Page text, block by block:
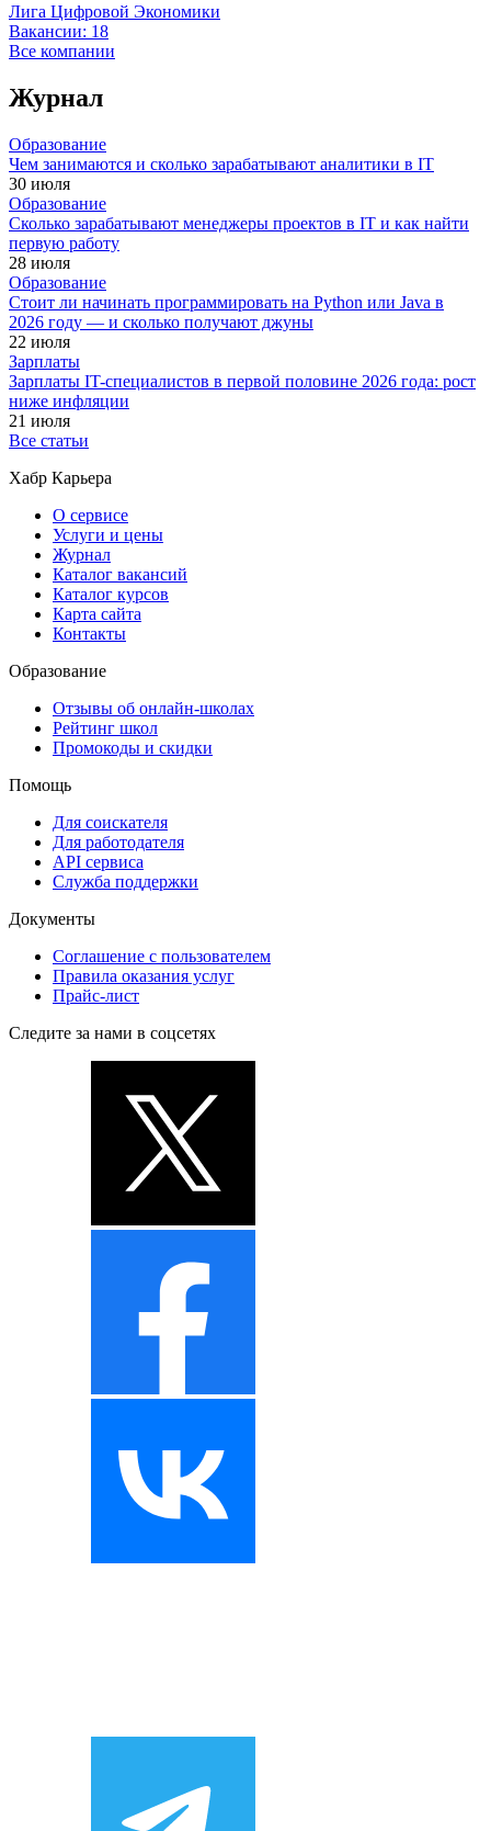
Лига Цифровой Экономики
Вакансии: 18
Все компании
Журнал
Образование
Чем занимаются и сколько зарабатывают аналитики в IT
30 июля
Образование
Сколько зарабатывают менеджеры проектов в IT и как найти
первую работу
28 июля
Образование
Стоит ли начинать программировать на Python или Java в
2026 году — и сколько получают джуны
22 июля
Зарплаты
Зарплаты IT-специалистов в первой половине 2026 года: рост
ниже инфляции
21 июля
Все статьи
Хабр Карьера
О сервисе
Услуги и цены
Журнал
Каталог вакансий
Каталог курсов
Карта сайта
Контакты
Образование
Отзывы об онлайн-школах
Рейтинг школ
Промокоды и скидки
Помощь
Для соискателя
Для работодателя
API сервиса
Служба поддержки
Документы
Соглашение с пользователем
Правила оказания услуг
Прайс-лист
Следите за нами в соцсетях